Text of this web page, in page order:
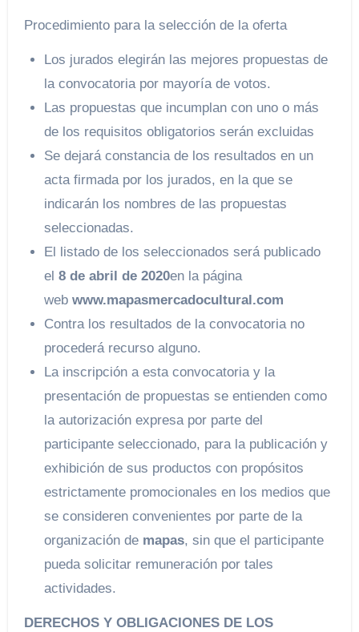
Procedimiento para la selección de la oferta
Los jurados elegirán las mejores propuestas de
la convocatoria por mayoría de votos.
Las propuestas que incumplan con uno o más
de los requisitos obligatorios serán excluidas
Se dejará constancia de los resultados en un
acta firmada por los jurados, en la que se
indicarán los nombres de las propuestas
seleccionadas.
El listado de los seleccionados será publicado
el8 de abril de 2020en la página
webwww.mapasmercadocultural.com
Contra los resultados de la convocatoria no
procederá recurso alguno.
La inscripción a esta convocatoria y la
presentación de propuestas se entienden como
la autorización expresa por parte del
participante seleccionado, para la publicación y
exhibición de sus productos con propósitos
estrictamente promocionales en los medios que
se consideren convenientes por parte de la
organización de mapas, sin que el participante
pueda solicitar remuneración por tales
actividades.
DERECHOS Y OBLIGACIONES DE LOS